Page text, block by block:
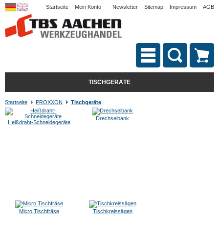
Startseite Mein Konto Newsletter Sitemap Impressum AGB
TISCHGERÄTE
Startseite PROXXON Tischgeräte
Heißdraht-Schneidegeräte
Drechselbank
Micro Tischfräse Tischkreissägen